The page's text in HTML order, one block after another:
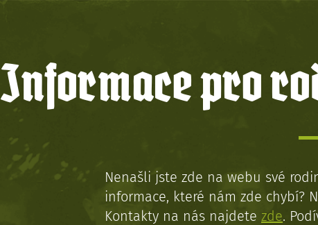
Informace pro
Nenašli jste zde na webu své
informace, které nám zde chybí?
Kontakty na nás najdete zde.